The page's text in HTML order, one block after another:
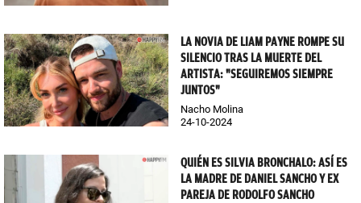
LA NOVIA DE LIAM PAYNE ROMPE SU
SILENCIO TRAS LA MUERTE DEL
ARTISTA: "SEGUIREMOS SIEMPRE
JUNTOS"
Nacho Molina
24-10-2024
QUIÉN ES SILVIA BRONCHALO: ASÍ ES
LA MADRE DE DANIEL SANCHO Y EX
PAREJA DE RODOLFO SANCHO